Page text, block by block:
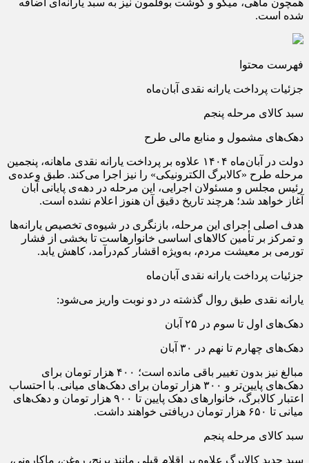
شده است.
فهرست محتوا
جزئیات پرداخت یارانه نقدی آبان‌ماه
سبد کالای مرحله پنجم
دهک‌های مشمول و منابع مالی طرح
دولت در آبان‌ماه ۱۴۰۴ علاوه بر پرداخت یارانه نقدی ماهانه، پنجمین
مرحله طرح «کالابرگ الکترونیکی» را نیز اجرا می‌کند. طبق وعده‌ی
رئیس مجلس و مسئولان اجرایی، این مرحله در دهه‌ی پایانی آبان
آغاز خواهد شد؛ هرچند تاریخ دقیق آن هنوز اعلام نشده است.
هدف اصلی اجرای این مرحله، بازنگری در شیوه‌ی تخصیص یارانه‌ها
و تمرکز بر تأمین کالاهای اساسی خانوارهاست تا بخشی از فشار
تورمی بر معیشت مردم، به‌ویژه اقشار کم‌درآمد، کاهش یابد.
جزئیات پرداخت یارانه نقدی آبان‌ماه
یارانه نقدی طبق روال گذشته در دو نوبت واریز می‌شود:
دهک‌های اول تا سوم در ۲۵ آبان
دهک‌های چهارم تا نهم در ۳۰ آبان
مبالغ نیز بدون تغییر باقی مانده است؛ ۴۰۰ هزار تومان برای
دهک‌های پایین‌تر و ۳۰۰ هزار تومان برای دهک‌های میانی. با احتساب
اعتبار کالابرگ، خانوارهای دهک پایین تا ۹۰۰ هزار تومان و دهک‌های
میانی تا ۶۵۰ هزار تومان دریافتی خواهند داشت.
سبد کالای مرحله پنجم
سبد جدید کالابرگ علاوه بر اقلام قبلی مانند برنج، روغن، ماکارونی،